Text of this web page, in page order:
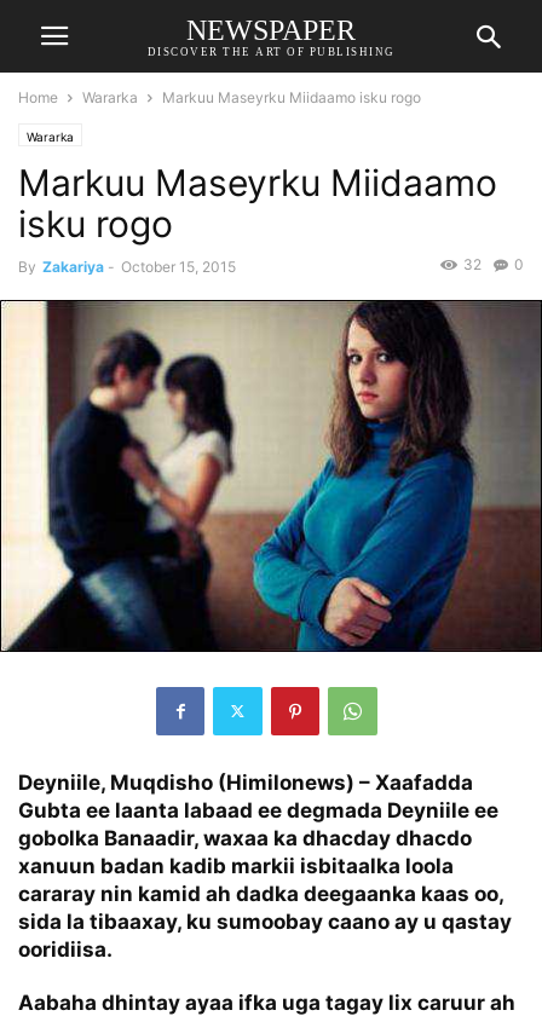
NEWSPAPER
DISCOVER THE ART OF PUBLISHING
Home Wararka Markuu Maseyrku Miidaamo isku rogo
Wararka
Markuu Maseyrku Miidaamo
isku rogo
By Zakariya - October 15, 2015 0
32
Deyniile, Muqdisho (Himilonews) – Xaafadda
Gubta ee laanta labaad ee degmada Deyniile ee
gobolka Banaadir, waxaa ka dhacday dhacdo
xanuun badan kadib markii isbitaalka loola
cararay nin kamid ah dadka deegaanka kaas oo,
sida la tibaaxay, ku sumoobay caano ay u qastay
ooridiisa.
Aabaha dhintay ayaa ifka uga tagay lix caruur ah